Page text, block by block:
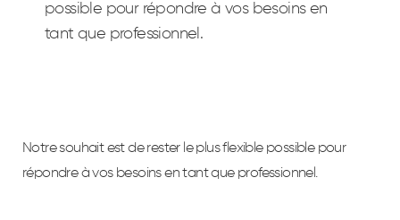
possible pour répondre à vos besoins en
tant que professionnel.
Notre souhait est de rester le plus flexible possible pour
répondre à vos besoins en tant que professionnel.